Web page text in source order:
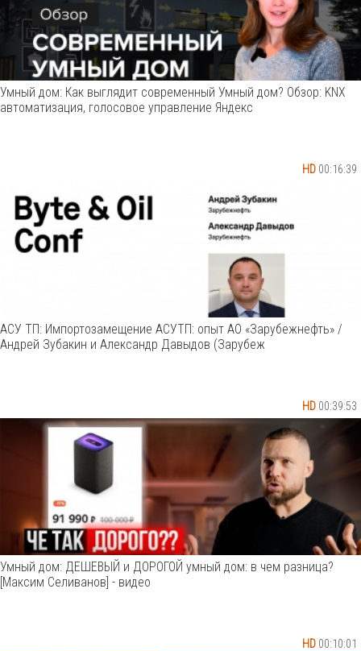
HD 00:16:39
Умный дом: Как выглядит современный Умный дом? Обзор: KNX
автоматизация, голосовое управление Яндекс
HD 00:39:53
АСУ ТП: Импортозамещение АСУТП: опыт АО «Зарубежнефть» /
Андрей Зубакин и Александр Давыдов (Зарубеж
HD 00:10:01
Умный дом: ДЕШЕВЫЙ и ДОРОГОЙ умный дом: в чем разница?
[Максим Селиванов] - видео